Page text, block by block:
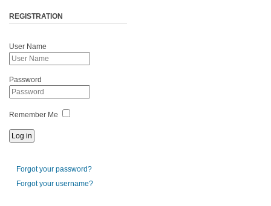
REGISTRATION
User Name
Password
Remember Me
Forgot your password?
Forgot your username?